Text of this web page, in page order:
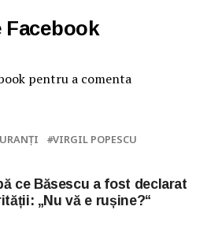
Facebook
pentru a comenta
VIRGIL POPESCU
ce Băsescu a fost declarat
„Nu vă e rușine?“